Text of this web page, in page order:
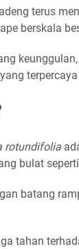
terus
berskala
rotundifolia
bulat
batang
tahan